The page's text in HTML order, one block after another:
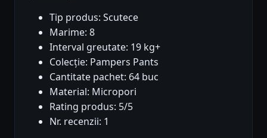
Tip produs: Scutece
Marime: 8
Interval greutate: 19 kg+
Colecție: Pampers Pants
Cantitate pachet: 64 buc
Material: Micropori
Rating produs: 5/5
Nr. recenzii: 1